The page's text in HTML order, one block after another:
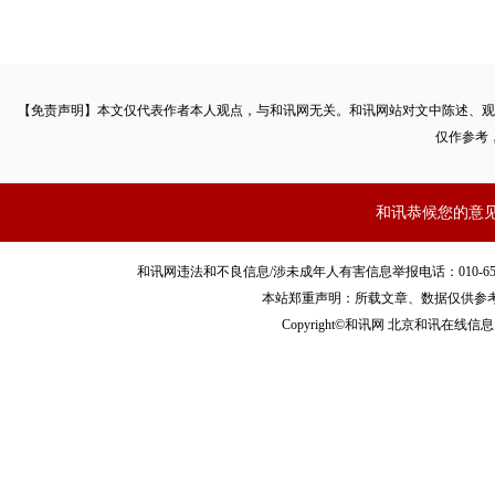
【免责声明】本文仅代表作者本人观点，与和讯网无关。和讯网站对文中陈述
仅作参考
和讯恭候您的意
和讯网违法和不良信息/涉未成年人有害信息举报电话：010-
本站郑重声明：所载文章、数据仅供参
Copyright©和讯网 北京和讯在线信